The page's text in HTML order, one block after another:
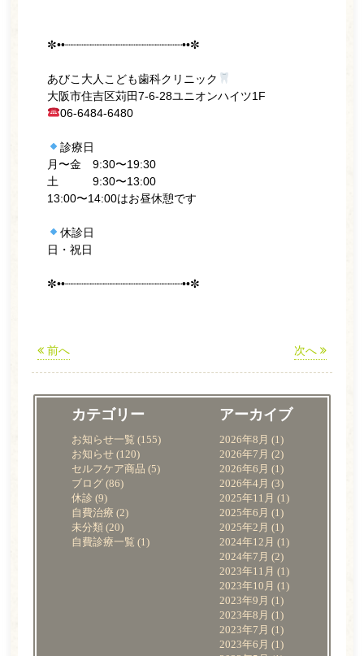
✼••┈┈┈┈┈┈┈┈┈┈┈┈┈┈┈┈┈┈••✼
あびこ大人こども歯科クリニック
大阪市住吉区苅田7-6-28ユニオンハイツ1F
06-6484-6480
診療日
月〜金 9:30〜19:30
土 9:30〜13:00
13:00〜14:00はお昼休憩です
休診日
日・祝日
✼••┈┈┈┈┈┈┈┈┈┈┈┈┈┈┈┈┈┈••✼
前へ 次へ
カテゴリー
お知らせ一覧 (155)
お知らせ (120)
セルフケア商品 (5)
ブログ (86)
休診 (9)
自費治療 (2)
未分類 (20)
自費診療一覧 (1)
アーカイブ
2026年8月 (1)
2026年7月 (2)
2026年6月 (1)
2026年4月 (3)
2025年11月 (1)
2025年6月 (1)
2025年2月 (1)
2024年12月 (1)
2024年7月 (2)
2023年11月 (1)
2023年10月 (1)
2023年9月 (1)
2023年8月 (1)
2023年7月 (1)
2023年6月 (1)